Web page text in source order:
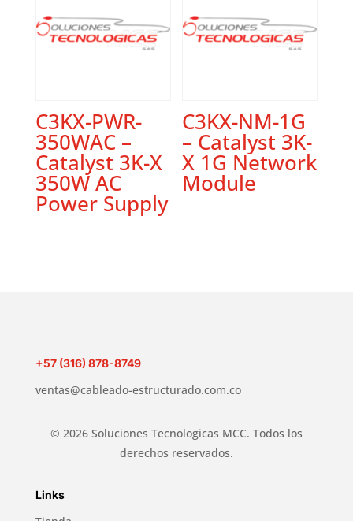
C3KX-PWR-
350WAC –
Catalyst 3K-X
350W AC
Power Supply
C3KX-NM-1G
– Catalyst 3K-
X 1G Network
Module
+57 (316) 878-8749
ventas@cableado-estructurado.com.co
© 2026 Soluciones Tecnologicas MCC. Todos los
derechos reservados.
Links